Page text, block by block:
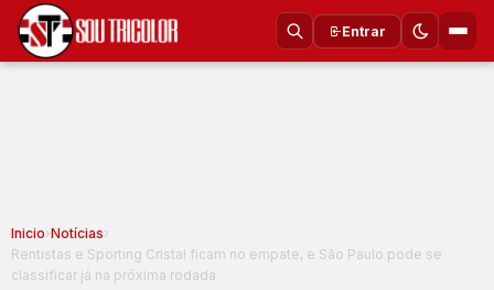
Entrar
Inicio›Notícias›
Rentistas e Sporting Cristal ficam no empate, e São Paulo pode se
classificar já na próxima rodada